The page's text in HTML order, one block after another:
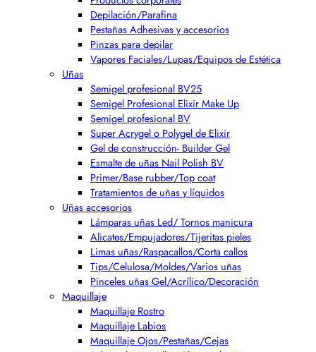
Depilación/Parafina
Pestañas Adhesivas y accesorios
Pinzas para depilar
Vapores Faciales/Lupas/Equipos de Estética
Uñas
Semigel profesional BV25
Semigel Profesional Elixir Make Up
Semigel profesional BV
Super Acrygel o Polygel de Elixir
Gel de construcción- Builder Gel
Esmalte de uñas Nail Polish BV
Primer/Base rubber/Top coat
Tratamientos de uñas y líquidos
Uñas accesorios
Lámparas uñas Led/ Tornos manicura
Alicates/Empujadores/Tijeritas pieles
Limas uñas/Raspacallos/Corta callos
Tips/Celulosa/Moldes/Varios uñas
Pinceles uñas Gel/Acrílico/Decoración
Maquillaje
Maquillaje Rostro
Maquillaje Labios
Maquillaje Ojos/Pestañas/Cejas